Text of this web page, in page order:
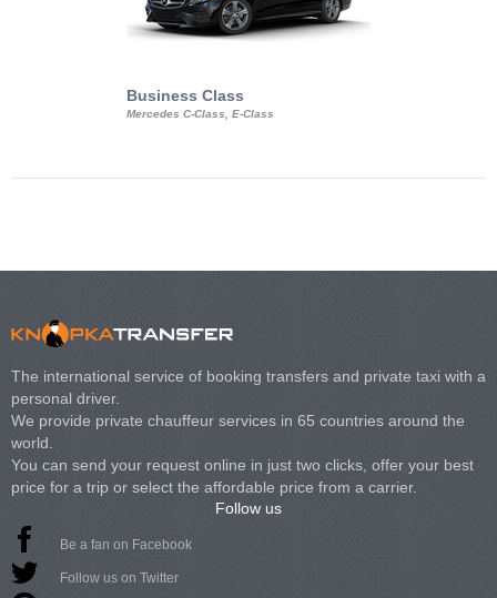
Business Class
Mercedes C-Class, E-Class
The international service of booking transfers and private taxi with a
personal driver.
We provide private chauffeur services in 65 countries around the
world.
You can send your request online in just two clicks, offer your best
price for a trip or select the affordable price from a carrier.
Follow us
Be a fan on Facebook
Follow us on Twitter